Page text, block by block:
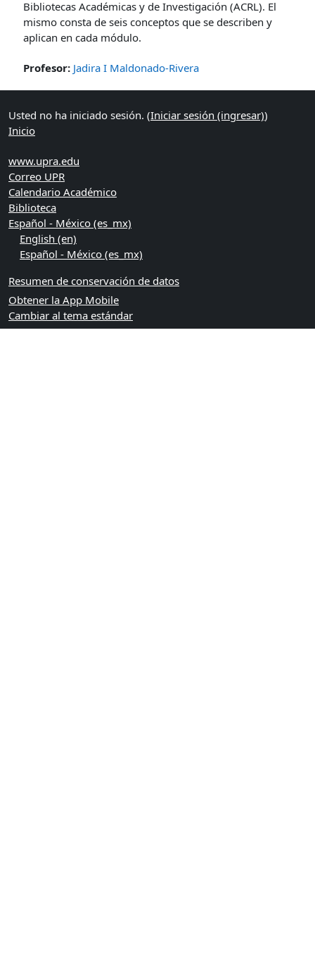
Bibliotecas Académicas y de Investigación (ACRL). El
mismo consta de seis conceptos que se describen y
aplican en cada módulo.
Profesor: Jadira I Maldonado-Rivera
Usted no ha iniciado sesión. (Iniciar sesión (ingresar))
Inicio
www.upra.edu
Correo UPR
Calendario Académico
Biblioteca
Español - México ‎(es_mx)‎
English ‎(en)‎
Español - México ‎(es_mx)‎
Resumen de conservación de datos
Obtener la App Mobile
Cambiar al tema estándar